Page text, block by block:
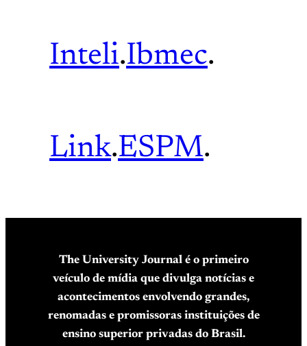
Inteli.Ibmec.
Link.ESPM.
The University Journal é o primeiro
veículo de mídia que divulga notícias e
acontecimentos envolvendo grandes,
renomadas e promissoras instituições de
ensino superior privadas do Brasil.